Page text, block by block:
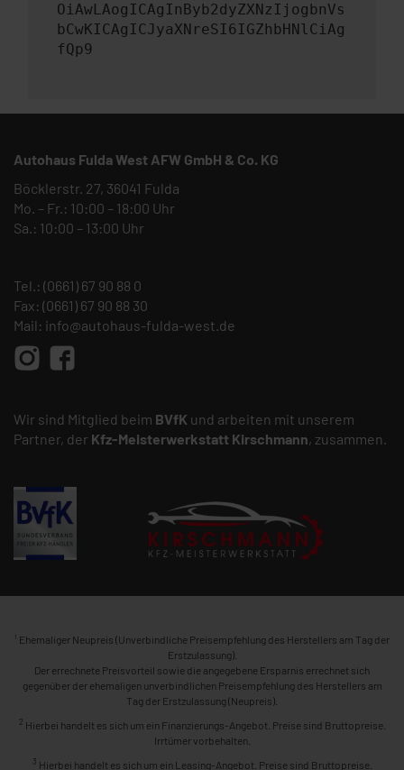
OiAwLAogICAgInByb2dyZXNzIjogbnVs
bCwKICAgICJyaXNreSI6IGZhbHNlCiAg
fQp9
Autohaus Fulda West AFW GmbH & Co. KG
Böcklerstr. 27, 36041 Fulda
Mo. – Fr.: 10:00 – 18:00 Uhr
Sa.: 10:00 – 13:00 Uhr
Tel.: (0661) 67 90 88 0
Fax: (0661) 67 90 88 30
Mail: info@autohaus-fulda-west.de
Wir sind Mitglied beim BVfK und arbeiten mit unserem
Partner, der Kfz-Meisterwerkstatt Kirschmann, zusammen.
1 Ehemaliger Neupreis (Unverbindliche Preisempfehlung des Herstellers am Tag der
Erstzulassung).
Der errechnete Preisvorteil sowie die angegebene Ersparnis errechnet sich
gegenüber der ehemaligen unverbindlichen Preisempfehlung des Herstellers am
Tag der Erstzulassung (Neupreis).
2 Hierbei handelt es sich um ein Finanzierungs-Angebot. Preise sind Bruttopreise.
Irrtümer vorbehalten.
3 Hierbei handelt es sich um ein Leasing-Angebot. Preise sind Bruttopreise.